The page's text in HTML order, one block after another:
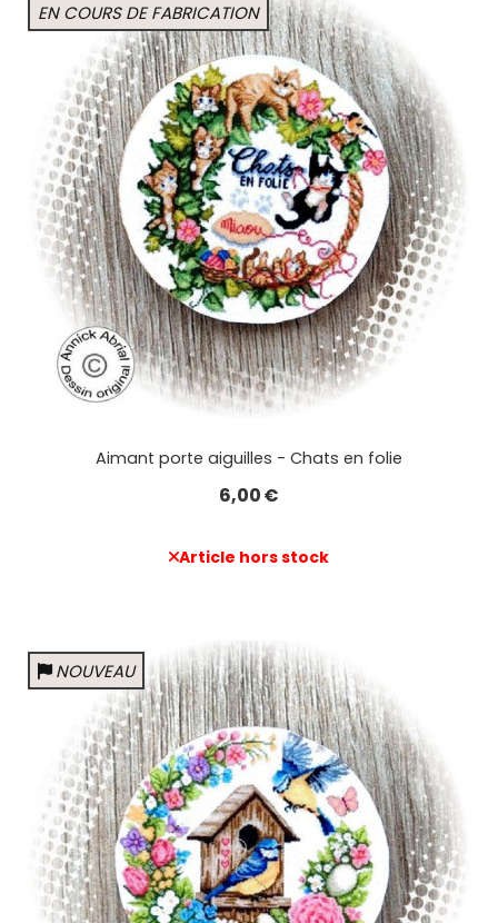
EN COURS DE FABRICATION
Aimant porte aiguilles - Chats en folie
6,00€
Article hors stock
NOUVEAU